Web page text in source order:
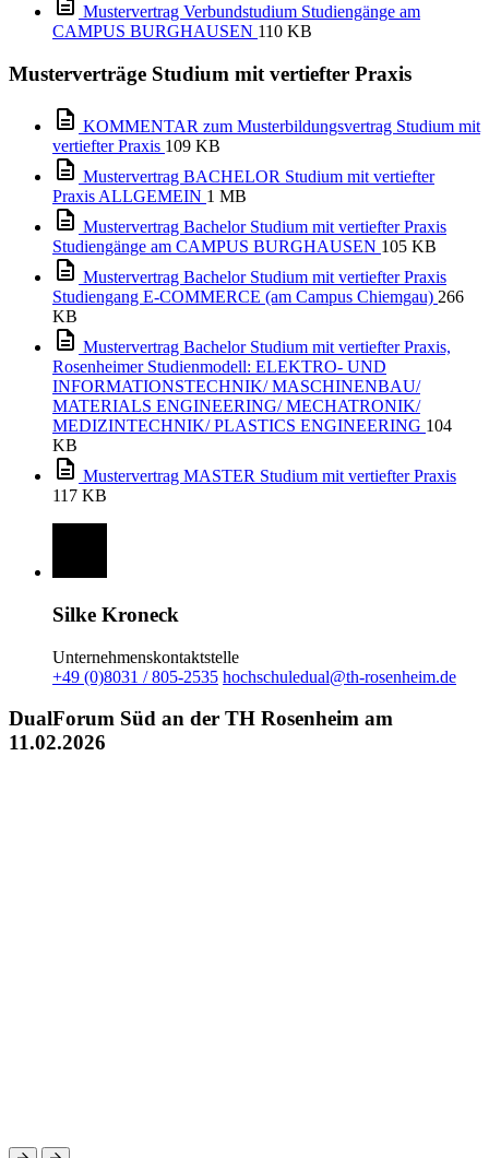
Mustervertrag Verbundstudium Studiengänge am
CAMPUS BURGHAUSEN 110 KB
Musterverträge Studium mit vertiefter Praxis
KOMMENTAR zum Musterbildungsvertrag Studium mit
vertiefter Praxis 109 KB
Mustervertrag BACHELOR Studium mit vertiefter
Praxis ALLGEMEIN 1 MB
Mustervertrag Bachelor Studium mit vertiefter Praxis
Studiengänge am CAMPUS BURGHAUSEN 105 KB
Mustervertrag Bachelor Studium mit vertiefter Praxis
Studiengang E-COMMERCE (am Campus Chiemgau) 266
KB
Mustervertrag Bachelor Studium mit vertiefter Praxis,
Rosenheimer Studienmodell: ELEKTRO- UND
INFORMATIONSTECHNIK/ MASCHINENBAU/
MATERIALS ENGINEERING/ MECHATRONIK/
MEDIZINTECHNIK/ PLASTICS ENGINEERING 104
KB
Mustervertrag MASTER Studium mit vertiefter Praxis
117 KB
Silke Kroneck
Unternehmenskontaktstelle
+49 (0)8031 / 805-2535 hochschuledual@th-rosenheim.de
DualForum Süd an der TH Rosenheim am
11.02.2026